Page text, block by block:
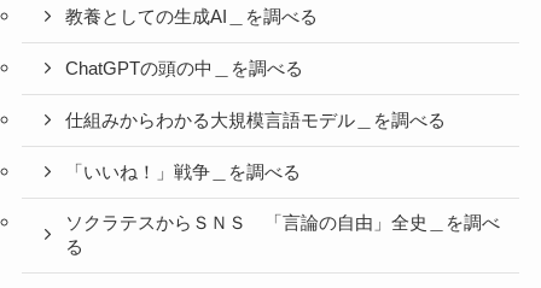
教養としての生成AI＿を調べる
ChatGPTの頭の中＿を調べる
仕組みからわかる大規模言語モデル＿を調べる
「いいね！」戦争＿を調べる
ソクラテスからＳＮＳ 「言論の自由」全史＿を調べ
る